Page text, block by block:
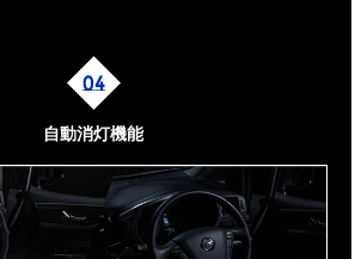
自動消灯機能